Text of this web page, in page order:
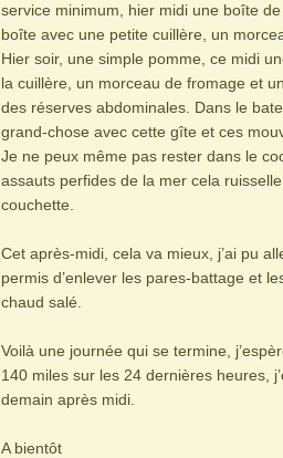
service minimum, hier midi une boîte
boîte avec une petite cuillère, un
Hier soir, une simple pomme, ce midi
la cuillère, un morceau de fromage et
des réserves abdominales. Dans le
grand-chose avec cette gîte et ces
Je ne peux même pas rester dans le
assauts perfides de la mer cela
couchette.
Cet après-midi, cela va mieux, j’ai pu
permis d’enlever les pares-battage et
chaud salé.
Voilà une journée qui se termine,
140 miles sur les 24 dernières heures,
demain après midi.
A bientôt